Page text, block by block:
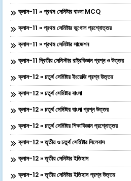
ক্লাস-11 » প্রথম সেমিষ্টার বাংলা MCQ
ক্লাস-11 » প্রথম সেমিষ্টার ভূগোল প্রশ্নোত্তর
ক্লাস-11 » প্রথম সেমিষ্টার সাজেশন
ক্লাস-11 দ্বিতীয় সেমিস্টার রাষ্ট্রবিজ্ঞান প্রশ্ন ও উত্তর
ক্লাস-12 » চতুর্থ সেমিষ্টার ইংরেজি প্রশ্ন উত্তর
ক্লাস-12 » চতুর্থ সেমিষ্টার বাংলা
ক্লাস-12 » চতুর্থ সেমিষ্টার বাংলা প্রশ্ন উত্তর
ক্লাস-12 » চতুর্থ সেমিষ্টার শিক্ষাবিজ্ঞান প্রশ্নোত্তর
ক্লাস-12 » তৃতীয় ও চতুর্থ সেমিষ্টার সিলেবাস
ক্লাস-12 » তৃতীয় সেমিষ্টার ইতিহাস
ক্লাস-12 » তৃতীয় সেমিষ্টার ইতিহাস প্রশ্ন উত্তর